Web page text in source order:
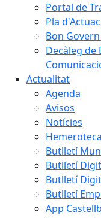
Portal de
Pla
Bon
Decàleg de
Actualitat
Agenda
Avisos
Notícies
Hemeroteca
Butlletí
Butlletí
Butlletí
Butlletí
App